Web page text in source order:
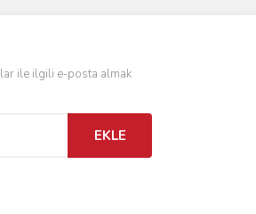
ile ilgili e-posta almak
EKLE